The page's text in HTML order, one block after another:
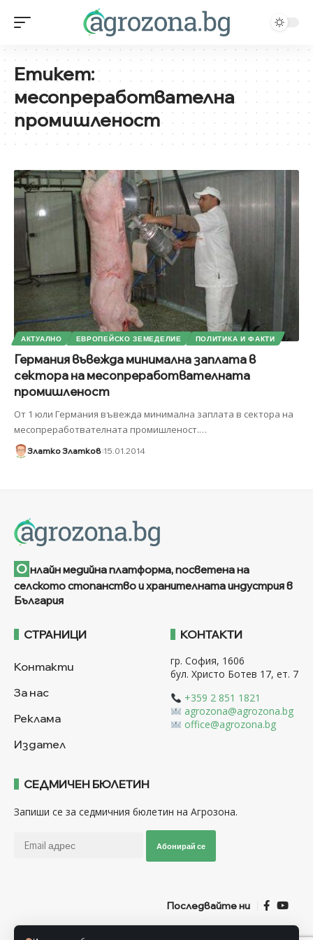
Етикет:
месопреработвателна
промишленост
АКТУАЛНО ЕВРОПЕЙСКО ЗЕМЕДЕЛИЕ ПОЛИТИКА И ФАКТИ
Германия въвежда минимална заплата в
сектора на месопреработвателната
промишленост
От 1 юли Германия въвежда минимална заплата в сектора на
месопреработвателната промишленост.…
Златко Златков 15.01.2014
О нлайн медийна платформа, посветена на
селското стопанство и хранителната индустрия в
България
СТРАНИЦИ
Контакти
За нас
Реклама
Издател
КОНТАКТИ
гр. София, 1606
бул. Христо Ботев 17, ет. 7
+359 2 851 1821
agrozona@agrozona.bg
office@agrozona.bg
СЕДМИЧЕН БЮЛЕТИН
Запиши се за седмичния бюлетин на Агрозона.
Абонирай се
Последвайте ни